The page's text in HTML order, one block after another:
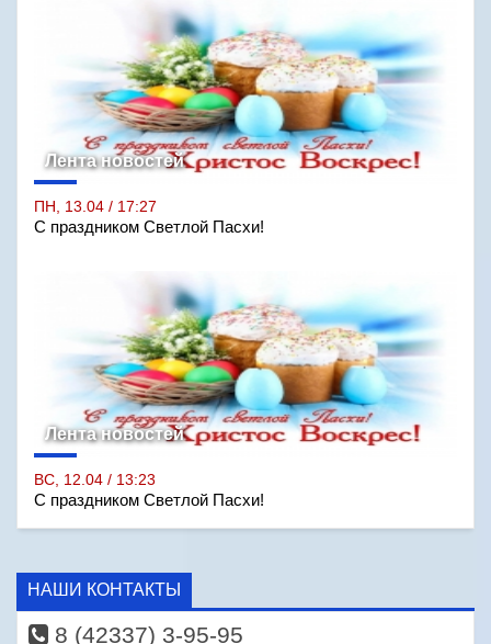
Лента новостей
ПН, 13.04 / 17:27
С праздником Светлой Пасхи!
Лента новостей
ВС, 12.04 / 13:23
С праздником Светлой Пасхи!
НАШИ КОНТАКТЫ
8 (42337) 3-95-95